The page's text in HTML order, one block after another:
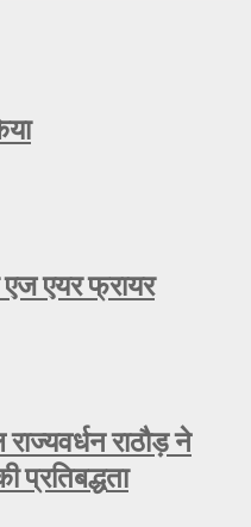
एज एयर फ्रायर
राठौड़ ने
प्रतिबद्धता